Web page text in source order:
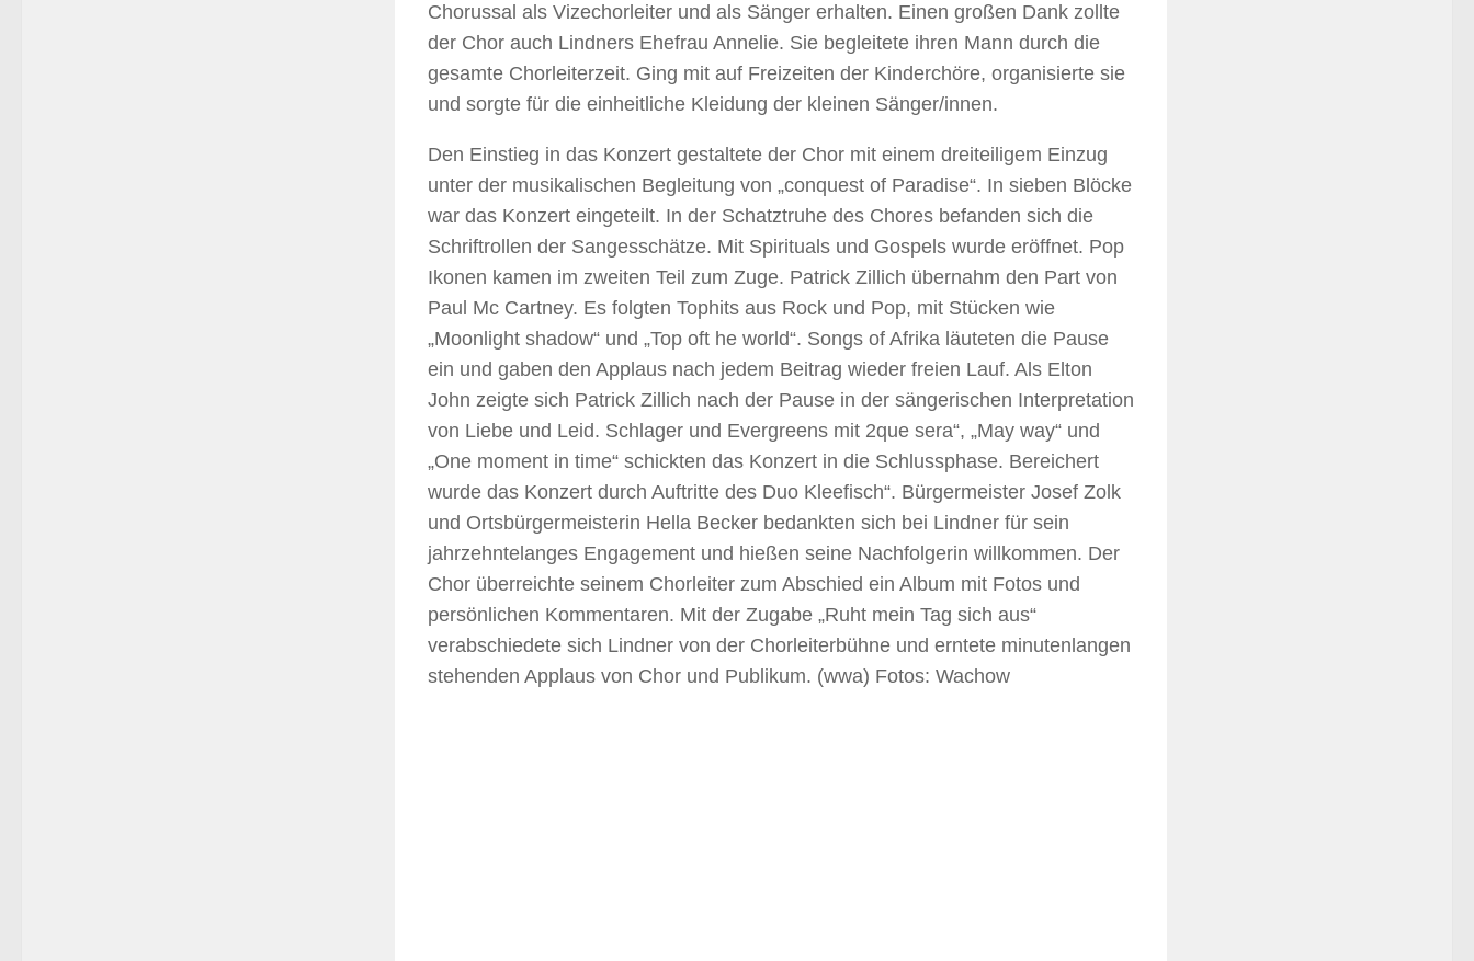
Chorussal als Vizechorleiter und als Sänger erhalten. Einen großen Dank zollte
der Chor auch Lindners Ehefrau Annelie. Sie begleitete ihren Mann durch die
gesamte Chorleiterzeit. Ging mit auf Freizeiten der Kinderchöre, organisierte sie
und sorgte für die einheitliche Kleidung der kleinen Sänger/innen.
Den Einstieg in das Konzert gestaltete der Chor mit einem dreiteiligem Einzug
unter der musikalischen Begleitung von „conquest of Paradise“. In sieben Blöcke
war das Konzert eingeteilt. In der Schatztruhe des Chores befanden sich die
Schriftrollen der Sangesschätze. Mit Spirituals und Gospels wurde eröffnet. Pop
Ikonen kamen im zweiten Teil zum Zuge. Patrick Zillich übernahm den Part von
Paul Mc Cartney. Es folgten Tophits aus Rock und Pop, mit Stücken wie
„Moonlight shadow“ und „Top oft he world“. Songs of Afrika läuteten die Pause
ein und gaben den Applaus nach jedem Beitrag wieder freien Lauf. Als Elton
John zeigte sich Patrick Zillich nach der Pause in der sängerischen Interpretation
von Liebe und Leid. Schlager und Evergreens mit 2que sera“, „May way“ und
„One moment in time“ schickten das Konzert in die Schlussphase. Bereichert
wurde das Konzert durch Auftritte des Duo Kleefisch“. Bürgermeister Josef Zolk
und Ortsbürgermeisterin Hella Becker bedankten sich bei Lindner für sein
jahrzehntelanges Engagement und hießen seine Nachfolgerin willkommen. Der
Chor überreichte seinem Chorleiter zum Abschied ein Album mit Fotos und
persönlichen Kommentaren. Mit der Zugabe „Ruht mein Tag sich aus“
verabschiedete sich Lindner von der Chorleiterbühne und erntete minutenlangen
stehenden Applaus von Chor und Publikum. (wwa) Fotos: Wachow